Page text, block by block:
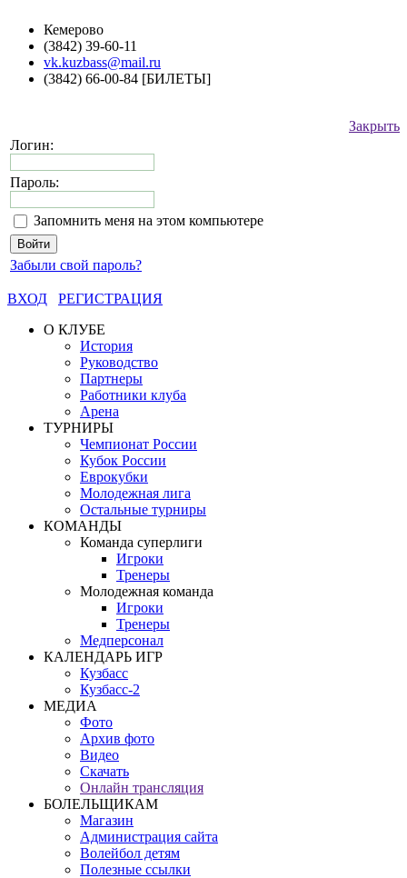
Кемерово
(3842) 39-60-11
vk.kuzbass@mail.ru
(3842) 66-00-84 [БИЛЕТЫ]
Закрыть
Логин:
Пароль:
Запомнить меня на этом компьютере
Забыли свой пароль?
ВХОД
РЕГИСТРАЦИЯ
О КЛУБЕ
История
Руководство
Партнеры
Работники клуба
Арена
ТУРНИРЫ
Чемпионат России
Кубок России
Еврокубки
Молодежная лига
Остальные турниры
КОМАНДЫ
Команда суперлиги
Игроки
Тренеры
Молодежная команда
Игроки
Тренеры
Медперсонал
КАЛЕНДАРЬ ИГР
Кузбасс
Кузбасс-2
МЕДИА
Фото
Архив фото
Видео
Скачать
Онлайн трансляция
БОЛЕЛЬЩИКАМ
Магазин
Администрация сайта
Волейбол детям
Полезные ссылки